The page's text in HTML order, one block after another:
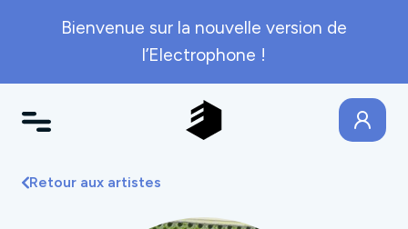
Bienvenue sur la nouvelle version de
l’Electrophone !
Retour aux artistes